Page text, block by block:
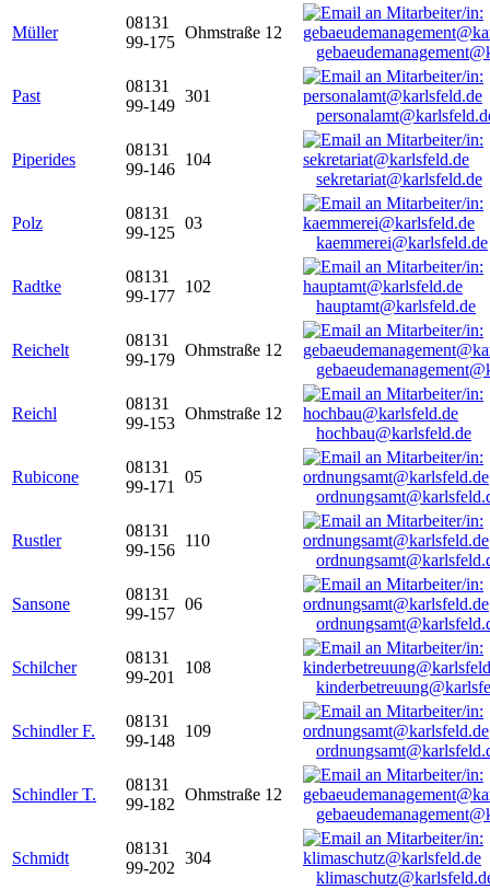
Müller
08131
99-175
Ohmstraße 12
Past
08131
99-149
301
Piperides
08131
99-146
104
sekretariat@karlsfeld.de
Polz
08131
99-125
03
kaemmerei@karlsfeld.de
Radtke
08131
99-177
102
hauptamt@karlsfeld.de
Reichelt
08131
99-179
Ohmstraße 12
Reichl
08131
99-153
Ohmstraße 12
hochbau@karlsfeld.de
Rubicone
08131
99-171
05
Rustler
08131
99-156
110
Sansone
08131
99-157
06
Schilcher
08131
99-201
108
Schindler F.
08131
99-148
109
Schindler T.
08131
99-182
Ohmstraße 12
Schmidt
08131
99-202
304